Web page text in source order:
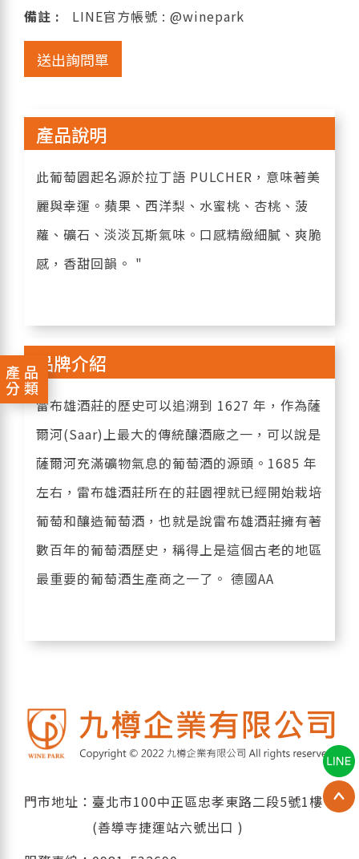
產品
分類
備註 :
LINE官方帳號 : @winepark
送出詢問單
產品說明
此葡萄園起名源於拉丁語 PULCHER，意味著美
麗與幸運。蘋果、西洋梨、水蜜桃、杏桃、菠
蘿、礦石、淡淡瓦斯氣味。口感精緻細膩、爽脆
感，香甜回韻。 "
品牌介紹
雷布雄酒莊的歷史可以追溯到 1627 年，作為薩
爾河(Saar)上最大的傳統釀酒廠之一，可以說是
薩爾河充滿礦物氣息的葡萄酒的源頭。1685 年
左右，雷布雄酒莊所在的莊園裡就已經開始栽培
葡萄和釀造葡萄酒，也就是說雷布雄酒莊擁有著
數百年的葡萄酒歷史，稱得上是這個古老的地區
最重要的葡萄酒生產商之一了。 德國AA
門市地址：臺北市100中正區忠孝東路二段5號1樓
(善導寺捷運站六號出口 )